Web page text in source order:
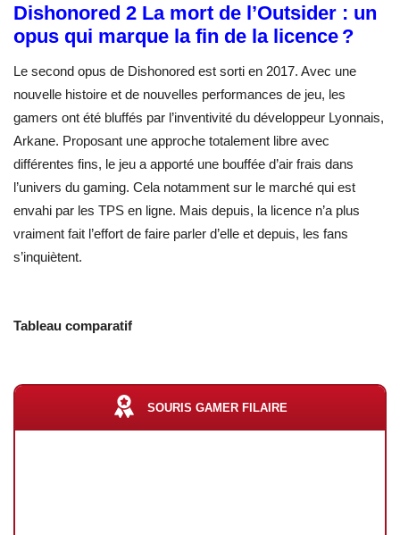
Dishonored 2 La mort de l’Outsider : un
opus qui marque la fin de la licence ?
Le second opus de Dishonored est sorti en 2017. Avec une
nouvelle histoire et de nouvelles performances de jeu, les
gamers ont été bluffés par l’inventivité du développeur Lyonnais,
Arkane. Proposant une approche totalement libre avec
différentes fins, le jeu a apporté une bouffée d’air frais dans
l’univers du gaming. Cela notamment sur le marché qui est
envahi par les TPS en ligne. Mais depuis, la licence n’a plus
vraiment fait l’effort de faire parler d’elle et depuis, les fans
s’inquiètent.
Tableau comparatif
SOURIS GAMER FILAIRE